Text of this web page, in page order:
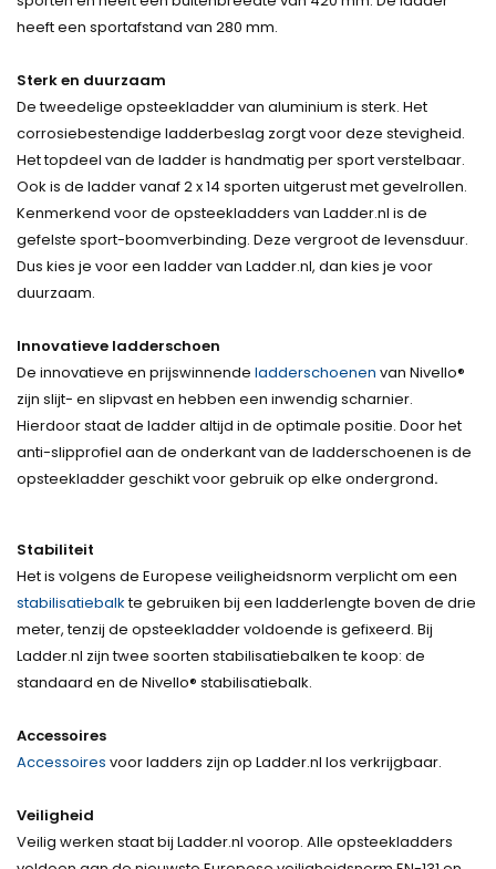
heeft een sportafstand van 280 mm.
Sterk en duurzaam
De tweedelige opsteekladder van aluminium is sterk. Het
corrosiebestendige ladderbeslag zorgt voor deze stevigheid.
Het topdeel van de ladder is handmatig per sport verstelbaar.
Ook is de ladder vanaf 2 x 14 sporten uitgerust met gevelrollen.
Kenmerkend voor de opsteekladders van Ladder.nl is de
gefelste sport-boomverbinding. Deze vergroot de levensduur.
Dus kies je voor een ladder van Ladder.nl, dan kies je voor
duurzaam.
Innovatieve ladderschoen
De innovatieve en prijswinnende ladderschoenen van Nivello®
zijn slijt- en slipvast en hebben een inwendig scharnier.
Hierdoor staat de ladder altijd in de optimale positie. Door het
anti-slipprofiel aan de onderkant van de ladderschoenen is de
opsteekladder geschikt voor gebruik op elke ondergrond.
Stabiliteit
Het is volgens de Europese veiligheidsnorm verplicht om een
stabilisatiebalkte gebruiken bij een ladderlengte boven de drie
meter, tenzij de opsteekladder voldoende is gefixeerd. Bij
Ladder.nl zijn twee soorten stabilisatiebalken te koop: de
standaard en de Nivello® stabilisatiebalk.
Accessoires
Accessoires voor ladders zijn op Ladder.nl los verkrijgbaar.
Veiligheid
Veilig werken staat bij Ladder.nl voorop. Alle opsteekladders